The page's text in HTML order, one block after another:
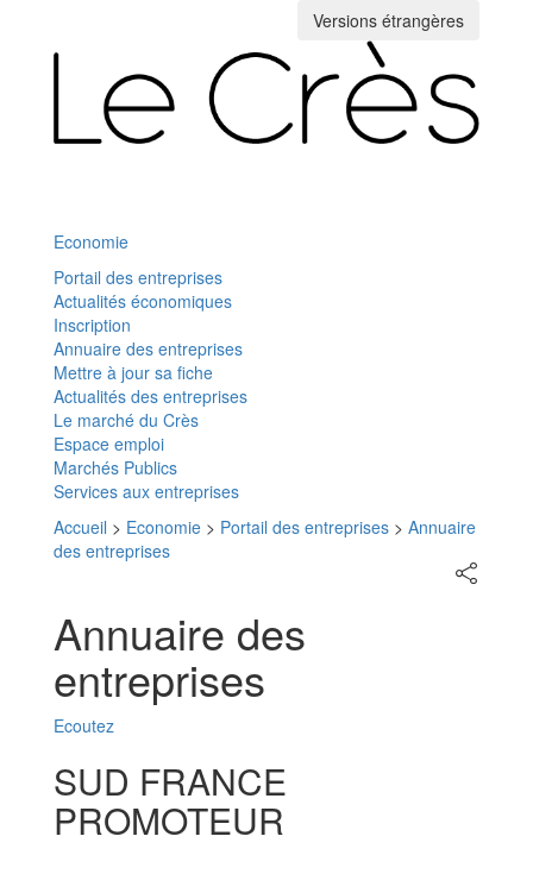
Versions étrangères
Economie
Portail des entreprises
Actualités économiques
Inscription
Annuaire des entreprises
Mettre à jour sa fiche
Actualités des entreprises
Le marché du Crès
Espace emploi
Marchés Publics
Services aux entreprises
Accueil > Economie > Portail des entreprises > Annuaire
des entreprises
Partager
sur
Annuaire des
entreprises
Ecoutez
SUD FRANCE
PROMOTEUR